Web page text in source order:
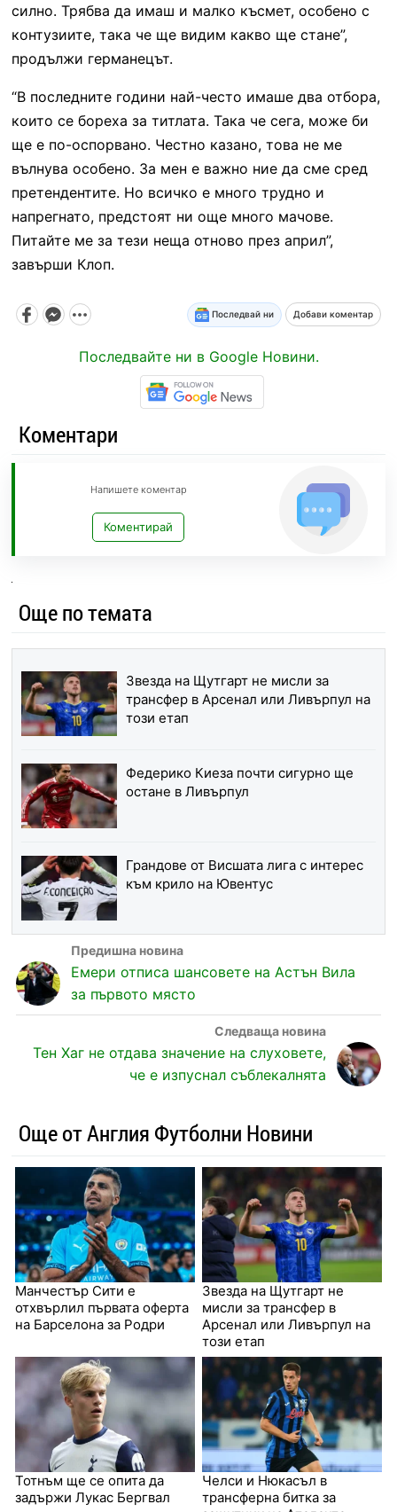
силно. Трябва да имаш и малко късмет, особено с
контузиите, така че ще видим какво ще стане”,
продължи германецът.
“В последните години най-често имаше два отбора,
които се бореха за титлата. Така че сега, може би
ще е по-оспорвано. Честно казано, това не ме
вълнува особено. За мен е важно ние да сме сред
претендентите. Но всичко е много трудно и
напрегнато, предстоят ни още много мачове.
Питайте ме за тези неща отново през април”,
завърши Клоп.
Последвай ни Добави коментар
Последвайте ни в Google Новини.
Коментари
Напишете коментар
Коментирай
Още по темата
Звезда на Щутгарт не мисли за
трансфер в Арсенал или Ливърпул на
този етап
Федерико Киеза почти сигурно ще
остане в Ливърпул
Грандове от Висшата лига с интерес
към крило на Ювентус
Емери отписа шансовете на Астън Вила
за първото място
Тен Хаг не отдава значение на слуховете,
че е изпуснал съблекалнята
Още от Англия Футболни Новини
Манчестър Сити е
отхвърлил първата оферта
на Барселона за Родри
Звезда на Щутгарт не
мисли за трансфер в
Арсенал или Ливърпул на
този етап
Тотнъм ще се опита да
задържи Лукас Бергвал
Челси и Нюкасъл в
трансферна битка за